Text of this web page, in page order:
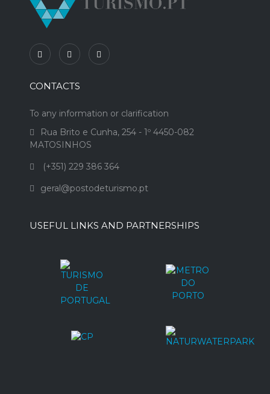
CONTACTS
To any information or clarification
Rua Brito e Cunha, 254 - 1º 4450-082
MATOSINHOS
(+351) 229 386 364
geral@postodeturismo.pt
USEFUL LINKS AND PARTNERSHIPS